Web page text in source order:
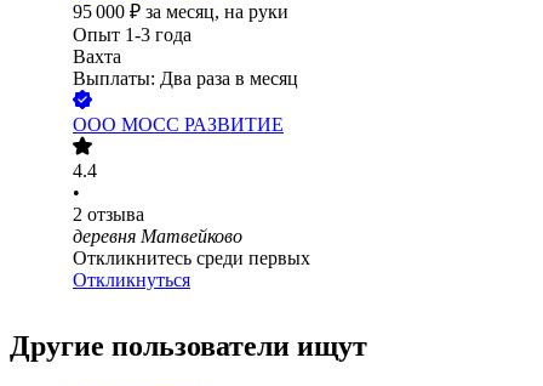
95 000 ₽ за месяц, на руки
Опыт 1-3 года
Вахта
Выплаты: Два раза в месяц
ООО МОСС РАЗВИТИЕ
4.4
•
2 отзыва
деревня Матвейково
Откликнитесь среди первых
Откликнуться
Другие пользователи ищут